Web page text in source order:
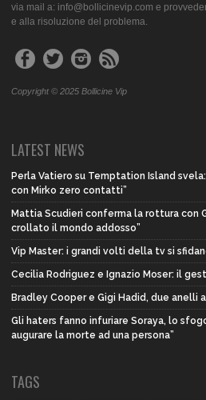
via mail a: info@bollicinevip.com e
e alla risoluzione del problema.
Copyright © 2025 Bollicine Vip
LATEST NEWS
Perla Vatiero su Temptation Island
con Mirko zero contatti”
Mattia Scudieri conferma la rottura con
crollato il mondo addosso”
Vip Master: i grandi volti della tv si
Cecilia Rodriguez e Ignazio Moser: il
Bradley Cooper e Gigi Hadid, due anelli
Gli haters fanno infuriare Soraya, lo
augurare la morte ad una persona”
TAGS